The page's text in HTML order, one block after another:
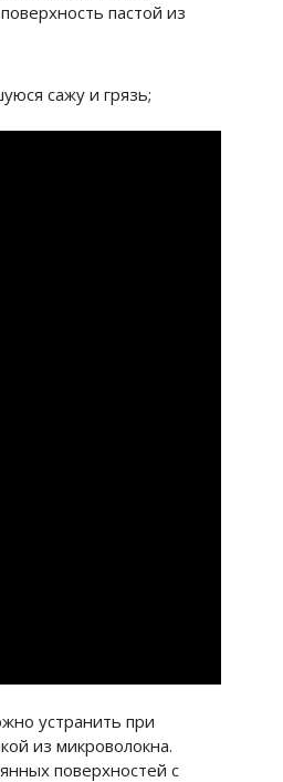
пастой из
сажу и грязь;
устранить при
из микроволокна.
поверхностей с